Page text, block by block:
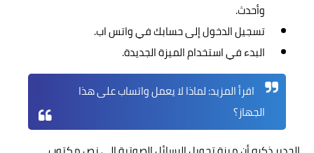
وأحدث.
تسجيل الدخول إلى حسابك في واتس اب.
البدء في استخدام الميزة الجديدة.
اقرأ المزيد:لماذا لا يعمل واتساب على هذا
الجهاز؟